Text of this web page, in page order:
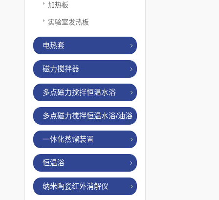
加热板
实验室发热板
电热套
磁力搅拌器
多点磁力搅拌恒温水浴
多点磁力搅拌恒温水浴/油浴
一体化蒸馏装置
恒温浴
纳米陶瓷红外消解仪